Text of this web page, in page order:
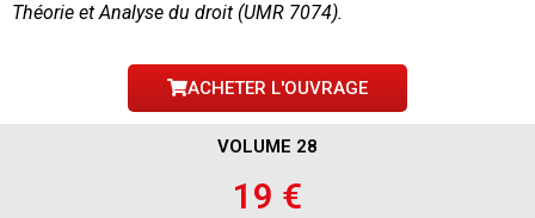
Théorie et Analyse du droit (UMR 7074).
ACHETER L'OUVRAGE
VOLUME 28
19 €